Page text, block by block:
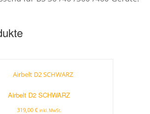
Airbelt D2 SCHWARZ
319,00 € inkl. MwSt.